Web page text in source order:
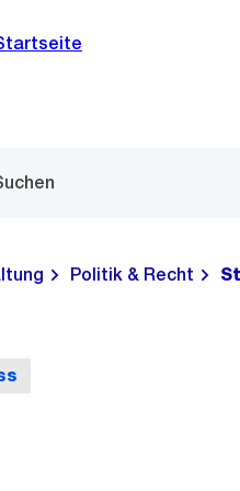
Politik & Recht